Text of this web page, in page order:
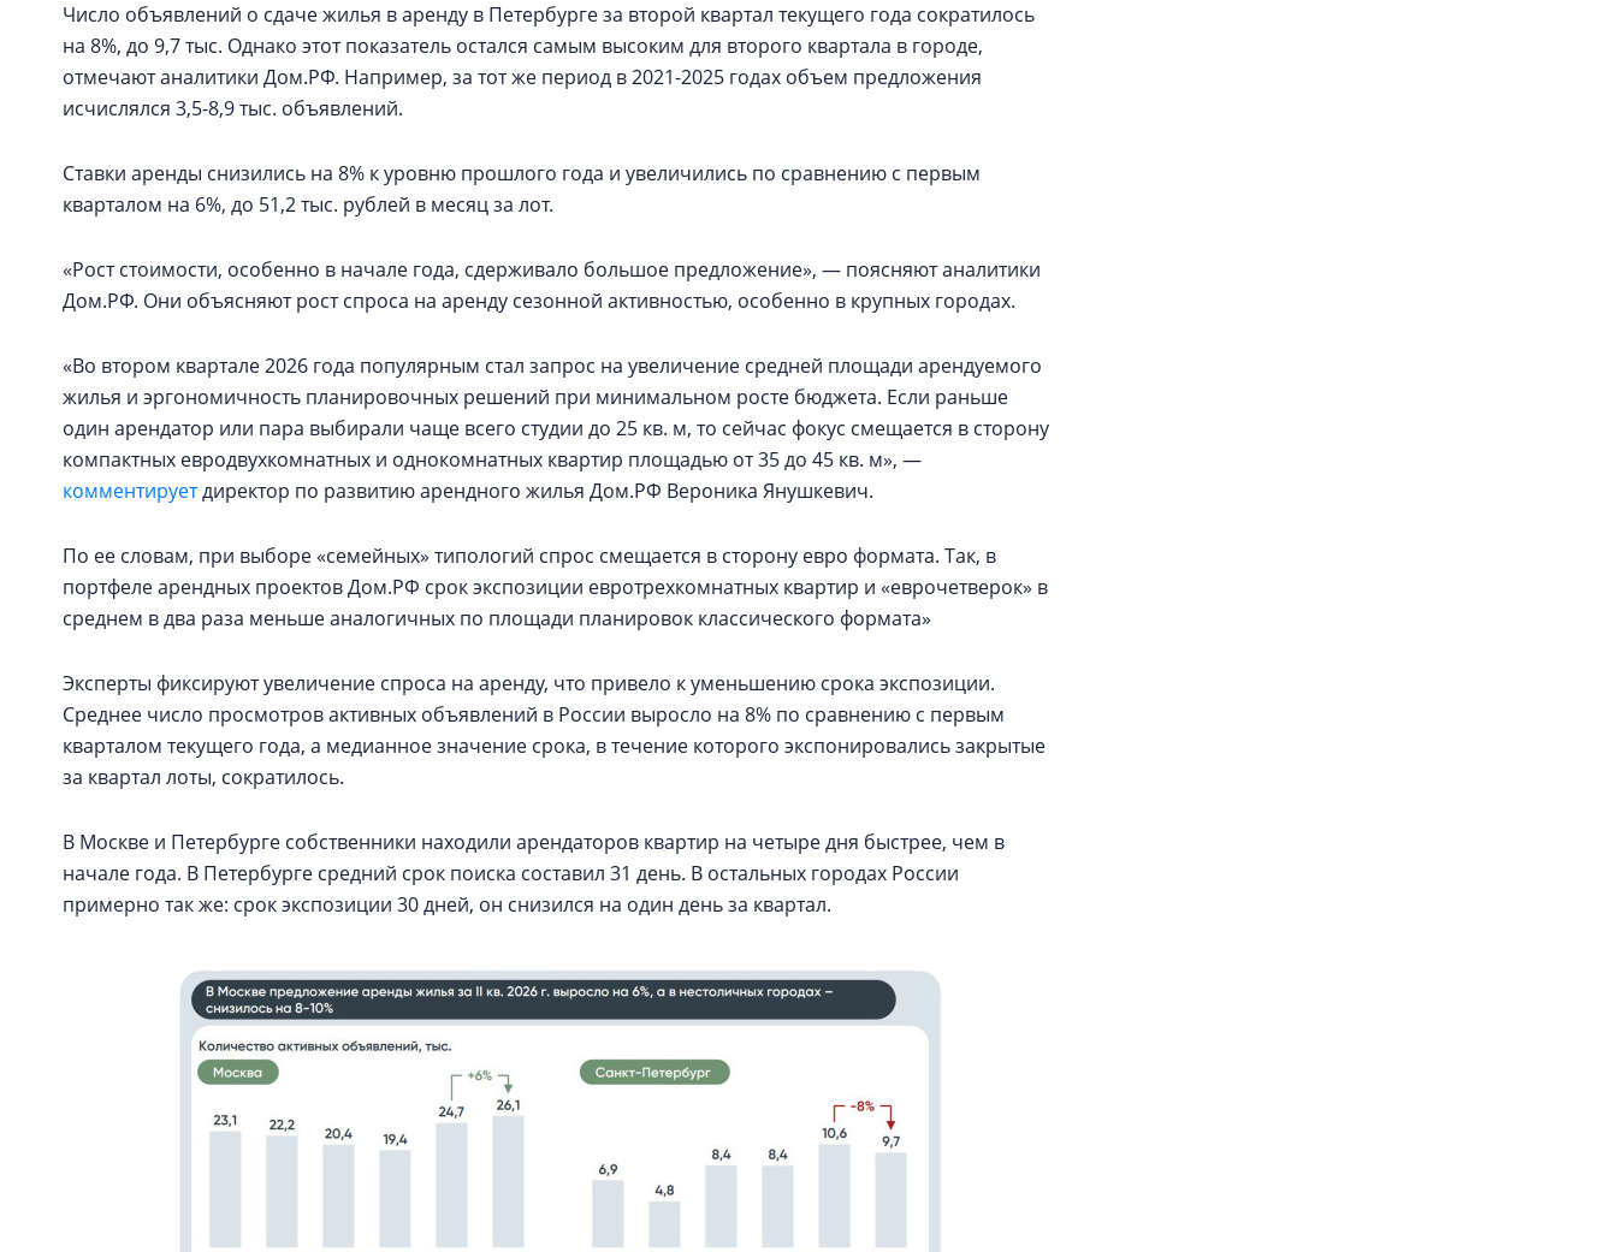
Число объявлений о сдаче жилья в аренду в Петербурге за второй квартал текущего года сократилось
на 8%, до 9,7 тыс. Однако этот показатель остался самым высоким для второго квартала в городе,
отмечают аналитики Дом.РФ. Например, за тот же период в 2021-2025 годах объем предложения
исчислялся 3,5-8,9 тыс. объявлений.
Ставки аренды снизились на 8% к уровню прошлого года и увеличились по сравнению с первым
кварталом на 6%, до 51,2 тыс. рублей в месяц за лот.
«Рост стоимости, особенно в начале года, сдерживало большое предложение», — поясняют аналитики
Дом.РФ. Они объясняют рост спроса на аренду сезонной активностью, особенно в крупных городах.
«Во втором квартале 2026 года популярным стал запрос на увеличение средней площади арендуемого
жилья и эргономичность планировочных решений при минимальном росте бюджета. Если раньше
один арендатор или пара выбирали чаще всего студии до 25 кв. м, то сейчас фокус смещается в сторону
компактных евродвухкомнатных и однокомнатных квартир площадью от 35 до 45 кв. м», —
комментируетдиректор по развитию арендного жилья Дом.РФ Вероника Янушкевич.
По ее словам, при выборе «семейных» типологий спрос смещается в сторону евро формата. Так, в
портфеле арендных проектов Дом.РФ срок экспозиции евротрехкомнатных квартир и «еврочетверок» в
среднем в два раза меньше аналогичных по площади планировок классического формата»
Эксперты фиксируют увеличение спроса на аренду, что привело к уменьшению срока экспозиции.
Среднее число просмотров активных объявлений в России выросло на 8% по сравнению с первым
кварталом текущего года, а медианное значение срока, в течение которого экспонировались закрытые
за квартал лоты, сократилось.
В Москве и Петербурге собственники находили арендаторов квартир на четыре дня быстрее, чем в
начале года. В Петербурге средний срок поиска составил 31 день. В остальных городах России
примерно так же: срок экспозиции 30 дней, он снизился на один день за квартал.